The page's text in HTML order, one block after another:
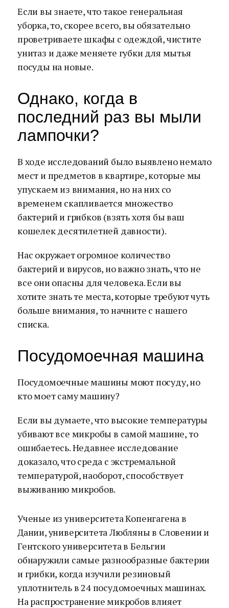
Если вы знаете, что такое генеральная
уборка, то, скорее всего, вы обязательно
проветриваете шкафы с одеждой, чистите
унитаз и даже меняете губки для мытья
посуды на новые.
Однако, когда в
последний раз вы мыли
лампочки?
В ходе исследований было выявлено немало
мест и предметов в квартире, которые мы
упускаем из внимания, но на них со
временем скапливается множество
бактерий и грибков (взять хотя бы ваш
кошелек десятилетней давности).
Нас окружает огромное количество
бактерий и вирусов, но важно знать, что не
все они опасны для человека. Если вы
хотите знать те места, которые требуют чуть
больше внимания, то начните с нашего
списка.
Посудомоечная машина
Посудомоечные машины моют посуду, но
кто моет саму машину?
Если вы думаете, что высокие температуры
убивают все микробы в самой машине, то
ошибаетесь. Недавнее исследование
доказало, что среда с экстремальной
температурой, наоборот, способствует
выживанию микробов.
Ученые из университета Копенгагена в
Дании, университета Любляны в Словении и
Гентского университета в Бельгии
обнаружили самые разнообразные бактерии
и грибки, когда изучили резиновый
уплотнитель в 24 посудомоечных машинах.
На распространение микробов влияет